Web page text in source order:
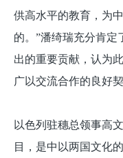
供高水平的教育，为
的。”潘绮瑞充分肯
出的重要贡献，认为
广以交流合作的良好契
以色列驻穗总领事高
目，是中以两国文化